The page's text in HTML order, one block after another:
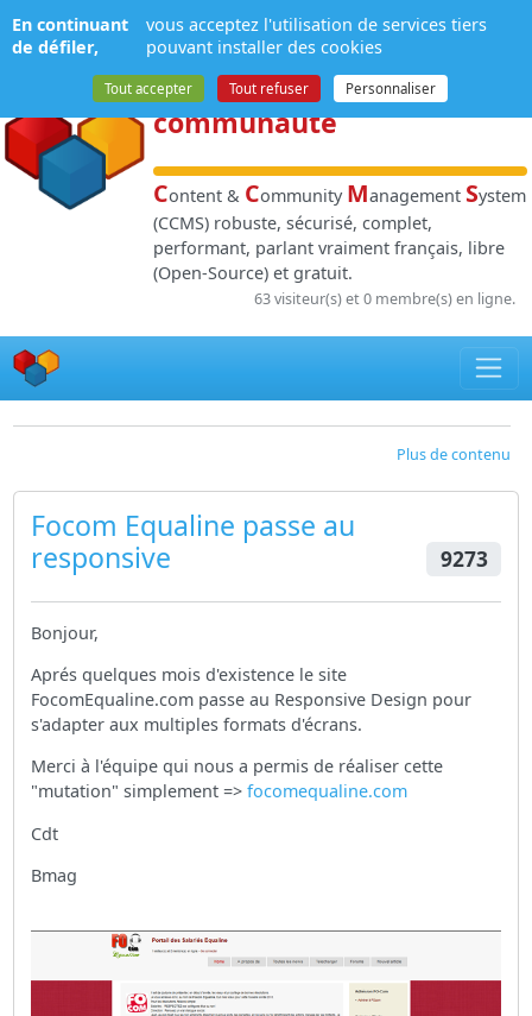
NPDS:Gestion de
contenuet de
communauté
Content & Community Management System
(CCMS) robuste, sécurisé, complet,
performant, parlant vraiment français, libre
(Open-Source) et gratuit.
63 visiteur(s) et 0 membre(s) en ligne.
Plus de contenu
Focom Equaline passe au
responsive
9273
Bonjour,
Aprés quelques mois d'existence le site
FocomEqualine.com passe au Responsive Design pour
s'adapter aux multiples formats d'écrans.
Merci à l'équipe qui nous a permis de réaliser cette
"mutation" simplement =>focomequaline.com
Cdt
Bmag
Panneau de gestion des cookies
En continuant
de défiler,
vous acceptez l'utilisation de services tiers
pouvant installer des cookies
Tout accepter Tout refuser Personnaliser